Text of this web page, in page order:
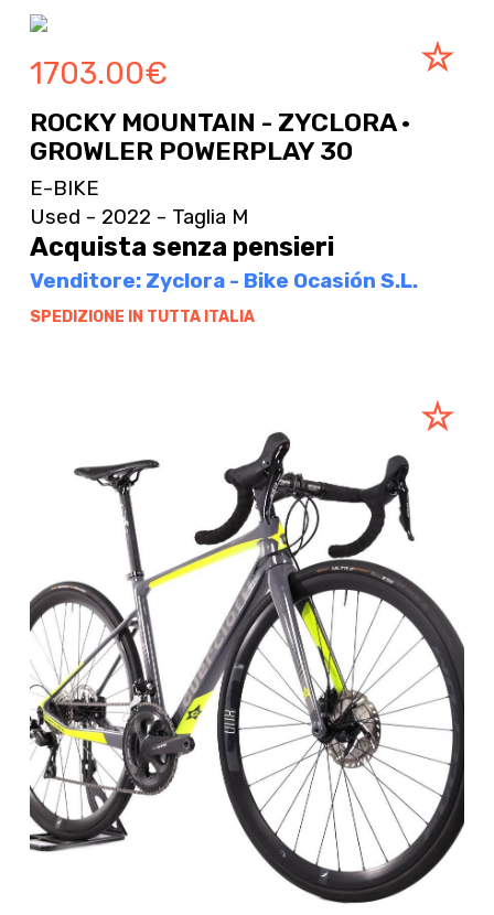
1703.00€
ROCKY MOUNTAIN - ZYCLORA ·
GROWLER POWERPLAY 30
E-BIKE
Used - 2022 - Taglia M
Acquista senza pensieri
Venditore: Zyclora - Bike Ocasión S.L.
SPEDIZIONE IN TUTTA ITALIA